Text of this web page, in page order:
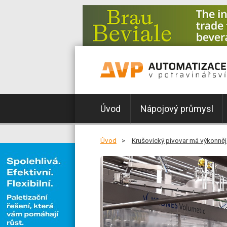
Úvod Nápojový průmysl
Úvod Krušovický pivovar má